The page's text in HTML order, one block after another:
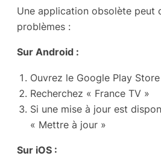
Une application obsolète peut
problèmes :
Sur Android :
Ouvrez le Google Play Store
Recherchez « France TV »
Si une mise à jour est
« Mettre à jour »
Sur iOS :